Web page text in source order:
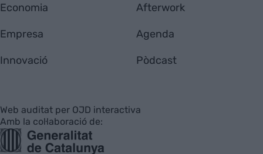
Economia
Empresa
Innovació
Afterwork
Agenda
Pòdcast
Web auditat per OJD interactiva
Amb la col·laboració de: